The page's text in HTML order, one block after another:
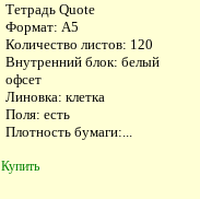
Тетрадь Quote
Формат: А5
Количество листов: 120
Внутренний блок: белый
офсет
Линовка: клетка
Поля: есть
Плотность бумаги:...
Купить